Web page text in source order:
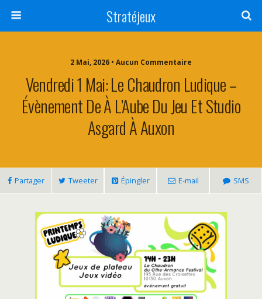
Stratéjeux
2 Mai, 2026 • Aucun Commentaire
Vendredi 1 Mai: Le Chaudron Ludique –
Évènement De À L’Aube Du Jeu Et Studio
Asgard À Auxon
Partager Tweeter Épingler E-mail SMS